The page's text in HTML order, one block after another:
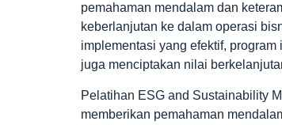
pemahaman mendalam dan
keberlanjutan ke dalam operasi
implementasi yang efektif,
juga menciptakan nilai
Pelatihan ESG and Sustainability
memberikan pemahaman